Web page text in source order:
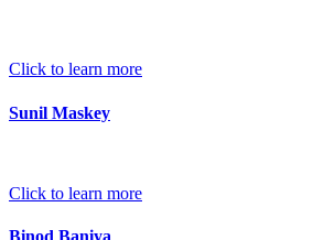
Click to learn more
Sunil Maskey
Click to learn more